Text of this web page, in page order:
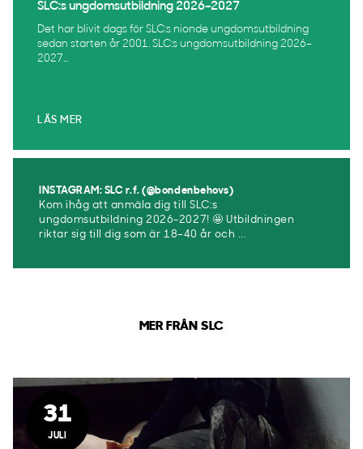
SLC:s ungdomsutbildning 2026–2027
Det har blivit dags för SLC:s nionde ungdomsutbildning
sedan starten år 2001. SLC:s ungdomsutbildning 2026–
2027...
LÄS MER
INSTAGRAM: SLC r.f. (@bondenbehovs)
Kom ihåg att anmäla dig till SLC:s
ungdomsutbildning 2026-2027! 🤩 Utbildningen
riktar sig till dig som är 18–40 år och ...
MER FRÅN SLC
31
JULI